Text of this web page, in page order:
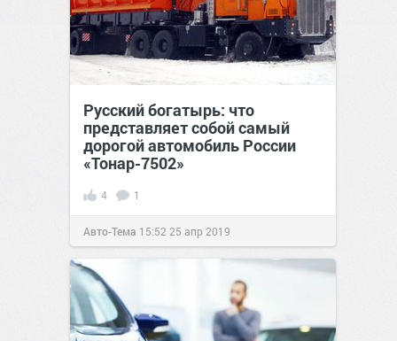
Русский богатырь: что
представляет собой самый
дорогой автомобиль России
«Тонар-7502»
4 1
Авто-Тема 15:52 25 апр 2019